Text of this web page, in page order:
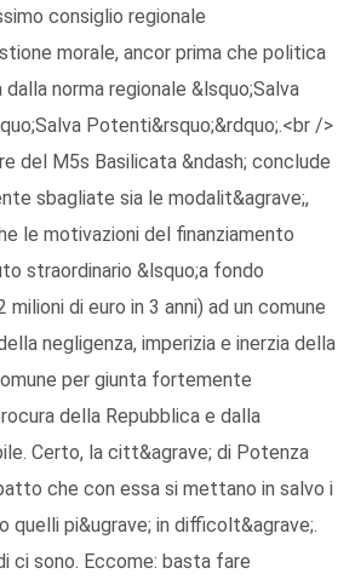
consiglio regionale
morale, ancor prima che politica
norma regionale &lsquo;Salva
Potenti&rsquo;&rdquo;.<br />
del M5s Basilicata &ndash; conclude
sbagliate sia le modalit&agrave;,
le motivazioni del finanziamento
straordinario &lsquo;a fondo
di euro in 3 anni) ad un comune
negligenza, imperizia e inerzia della
per giunta fortemente
della Repubblica e dalla
Certo, la citt&agrave; di Potenza
che con essa si mettano in salvo i
pi&ugrave; in difficolt&agrave;.
ci sono. Eccome: basta fare